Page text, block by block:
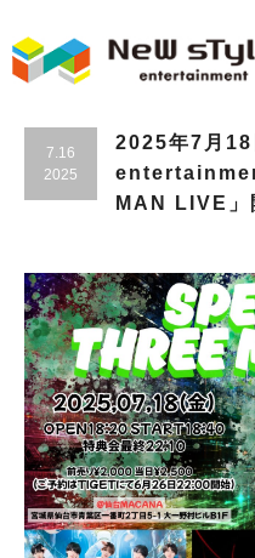
7.16
2025
2025年7月
MAN LIVE」